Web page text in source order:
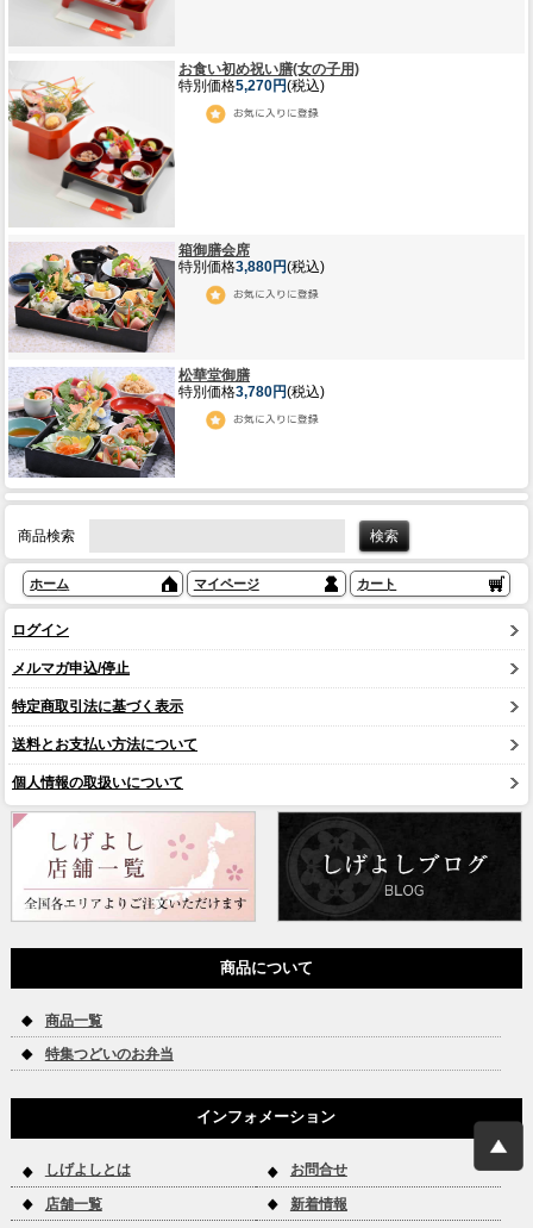
お食い初め祝い膳(女の子用)
特別価格5,270円(税込)
箱御膳会席
特別価格3,880円(税込)
松華堂御膳
特別価格3,780円(税込)
商品検索
ホーム マイページ カート
ログイン
メルマガ申込/停止
特定商取引法に基づく表示
送料とお支払い方法について
個人情報の取扱いについて
商品について
商品一覧
特集つどいのお弁当
インフォメーション
しげよしとは お問合せ
店舗一覧 新着情報